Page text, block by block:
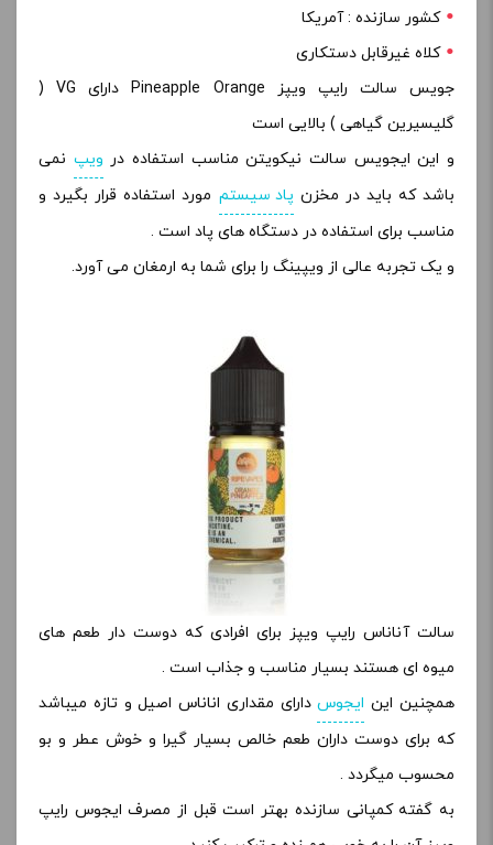
کشور سازنده : آمریکا
کلاه غیرقابل دستکاری
جویس سالت رایپ ویپز Pineapple Orange دارای VG (
گلیسیرین گیاهی ) بالایی است
و این ایجویس سالت نیکویتن مناسب استفاده در ویپ نمی
باشد که باید در مخزن پاد سیستم مورد استفاده قرار بگیرد و
مناسب برای استفاده در دستگاه های پاد است .
و یک تجربه عالی از ویپینگ را برای شما به ارمغان می آورد.
سالت آناناس رایپ ویپز برای افرادی که دوست دار طعم های
میوه ای هستند بسیار مناسب و جذاب است .
همچنین این ایجوسدارای مقداری اناناس اصیل و تازه میباشد
که برای دوست داران طعم خالص بسیار گیرا و خوش عطر و بو
محسوب میگردد .
به گفته کمپانی سازنده بهتر است قبل از مصرف ایجوس رایپ